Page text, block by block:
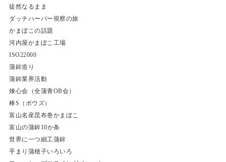
徒然なるまま
ダッチハーバー視察の旅
かまぼこの話題
河内屋かまぼこ工場
ISO22000
蒲鉾造り
蒲鉾業界活動
煉心会（全蒲青OB会）
棒S（ボウズ）
富山名産昆布巻かまぼこ
富山の蒲鉾10か条
世界に一つ細工蒲鉾
手まり蒲穂子いろいろ